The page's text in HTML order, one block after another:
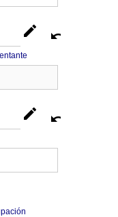
edit undo
edit undo